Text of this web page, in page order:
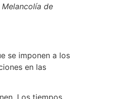
Melancolía de
se imponen a los
en las